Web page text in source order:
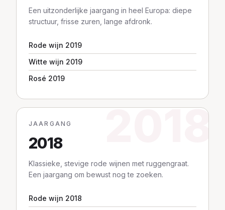
Een uitzonderlijke jaargang in heel Europa: diepe
structuur, frisse zuren, lange afdronk.
Rode wijn 2019
Witte wijn 2019
Rosé 2019
2018
JAARGANG
2018
Klassieke, stevige rode wijnen met ruggengraat.
Een jaargang om bewust nog te zoeken.
Rode wijn 2018